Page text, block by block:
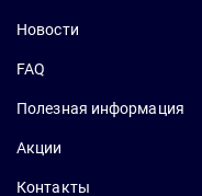
Новости
FAQ
Полезная информация
Акции
Контакты